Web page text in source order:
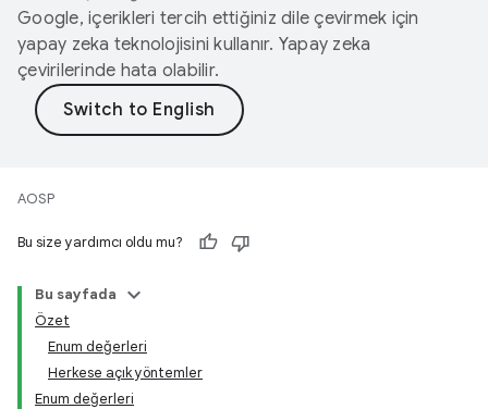
Google, içerikleri tercih ettiğiniz dile çevirmek için
yapay zeka teknolojisini kullanır. Yapay zeka
çevirilerinde hata olabilir.
AOSP
Bu size yardımcı oldu mu?
Bu sayfada
Özet
Enum değerleri
Herkese açık yöntemler
Enum değerleri